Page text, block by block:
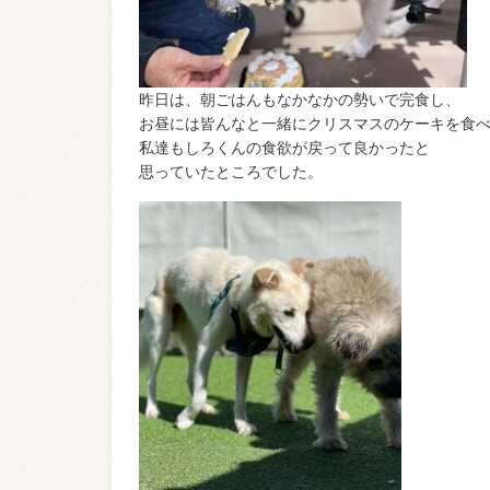
昨日は、朝ごはんもなかなかの勢いで完食し、
お昼には皆んなと一緒にクリスマスのケーキを食
私達もしろくんの食欲が戻って良かったと
思っていたところでした。